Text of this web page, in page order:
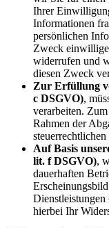
Ihrer
Informationen
persönlichen
Zweck
widerrufen und
diesen Zweck
Zur Erfüllung
c DSGVO),
verarbeiten.
Rahmen der
Auf Basis
lit. f DSGVO),
dauerhaften
hierbei Ihr